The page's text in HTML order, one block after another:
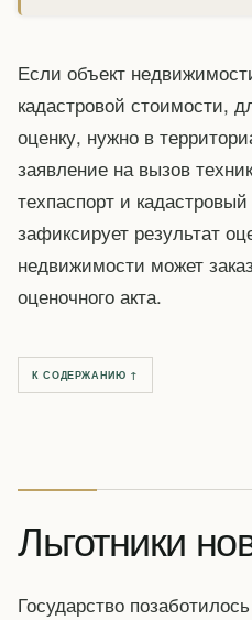
Если объект
кадастровой стоимости,
оценку, нужно в
заявление на вызов
техпаспорт и
зафиксирует результат
недвижимости может
оценочного акта.
К СОДЕРЖАНИЮ ↑
Льготники
Государство